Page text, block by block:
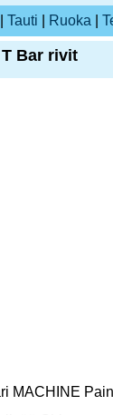
Tauti Ruoka
Bar rivit
MACHINE